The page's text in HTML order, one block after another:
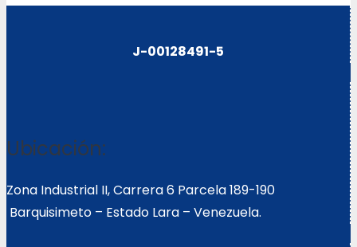
J-00128491-5
Ubicación:
Zona Industrial II, Carrera 6 Parcela 189-190
Barquisimeto – Estado Lara – Venezuela.